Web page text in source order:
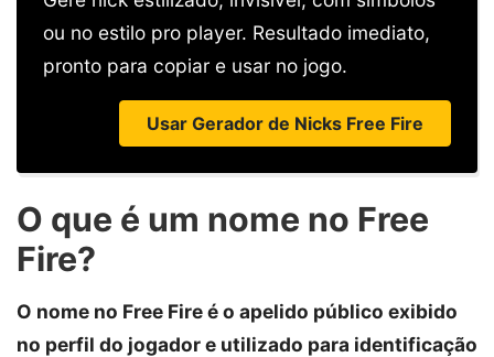
ou no estilo pro player. Resultado imediato,
pronto para copiar e usar no jogo.
Usar Gerador de Nicks Free Fire
O que é um nome no Free
Fire?
O nome no Free Fire é o apelido público exibido
no perfil do jogador e utilizado para identificação